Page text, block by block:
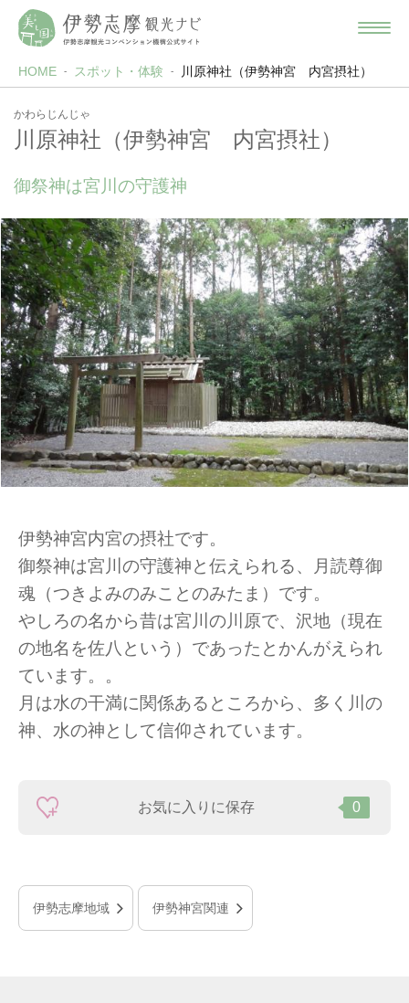
HOME スポット・体験 川原神社（伊勢神宮 内宮摂社）
かわらじんじゃ
川原神社（伊勢神宮 内宮摂社）
御祭神は宮川の守護神
伊勢神宮内宮の摂社です。
御祭神は宮川の守護神と伝えられる、月読尊御
魂（つきよみのみことのみたま）です。
やしろの名から昔は宮川の川原で、沢地（現在
の地名を佐八という）であったとかんがえられ
ています。。
月は水の干満に関係あるところから、多く川の
神、水の神として信仰されています。
お気に入りに保存 0
伊勢志摩地域 伊勢神宮関連